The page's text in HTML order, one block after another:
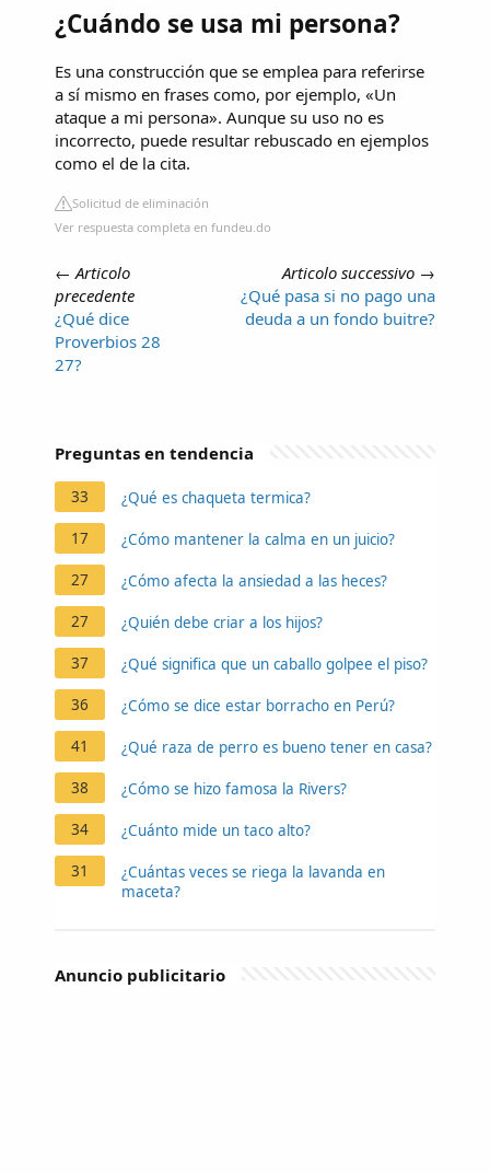
¿Cuándo se usa mi persona?
Es una construcción que se emplea para referirse
a sí mismo en frases como, por ejemplo, «Un
ataque a mi persona». Aunque su uso no es
incorrecto, puede resultar rebuscado en ejemplos
como el de la cita.
Solicitud de eliminación
Ver respuesta completa en fundeu.do
←Articolo
precedente
¿Qué dice
Proverbios 28
27?
Articolo successivo →
¿Qué pasa si no pago una
deuda a un fondo buitre?
Preguntas en tendencia
33 ¿Qué es chaqueta termica?
17 ¿Cómo mantener la calma en un juicio?
27 ¿Cómo afecta la ansiedad a las heces?
27 ¿Quién debe criar a los hijos?
37 ¿Qué significa que un caballo golpee el piso?
36 ¿Cómo se dice estar borracho en Perú?
41 ¿Qué raza de perro es bueno tener en casa?
38 ¿Cómo se hizo famosa la Rivers?
34 ¿Cuánto mide un taco alto?
31
¿Cuántas veces se riega la lavanda en
maceta?
Anuncio publicitario